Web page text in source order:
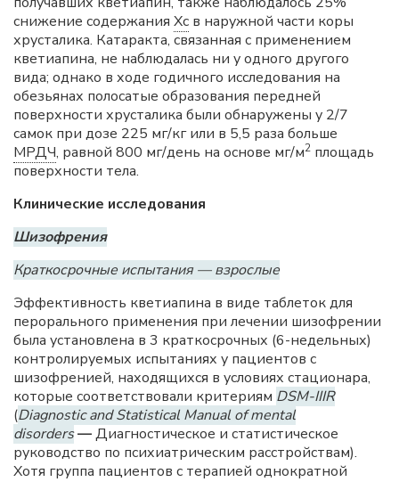
снижение содержания Хс в наружной части коры
хрусталика. Катаракта, связанная с применением
кветиапина, не наблюдалась ни у одного другого
вида; однако в ходе годичного исследования на
обезьянах полосатые образования передней
поверхности хрусталика были обнаружены у 2/7
самок при дозе 225 мг/кг или в 5,5 раза больше
МРДЧ, равной 800 мг/день на основе мг/м2 площадь
поверхности тела.
Клинические исследования
Шизофрения
Краткосрочные испытания — взрослые
Эффективность кветиапина в виде таблеток для
перорального применения при лечении шизофрении
была установлена в 3 краткосрочных (6-недельных)
контролируемых испытаниях у пациентов с
шизофренией, находящихся в условиях стационара,
которые соответствовали критериям DSM-IIIR
(Diagnostic and Statistical Manual of mental
disorders—Диагностическое и статистическое
руководство по психиатрическим расстройствам).
Хотя группа пациентов с терапией однократной